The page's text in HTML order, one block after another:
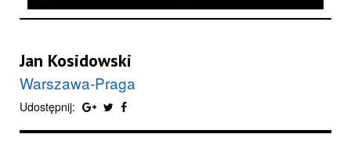
Jan Kosidowski
Warszawa-Praga
Udostępnij: